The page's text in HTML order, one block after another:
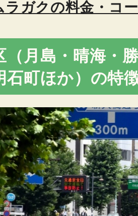
ラガクの料金・コ
（月島・晴海・
石町ほか）の特